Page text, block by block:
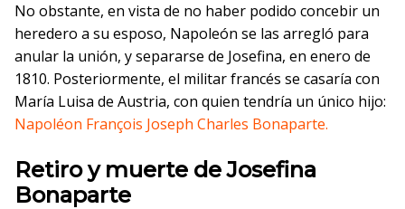
No obstante, en vista de no haber podido concebir un
heredero a su esposo, Napoleón se las arregló para
anular la unión, y separarse de Josefina, en enero de
1810. Posteriormente, el militar francés se casaría con
María Luisa de Austria, con quien tendría un único hijo:
Napoléon François Joseph Charles Bonaparte.
Retiro y muerte de Josefina
Bonaparte